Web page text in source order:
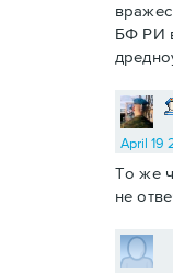
БФ РИ
April 19
То же
не